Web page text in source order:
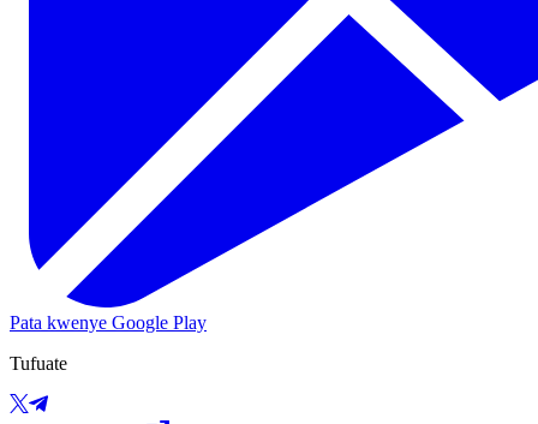
Pata kwenye Google Play
Tufuate